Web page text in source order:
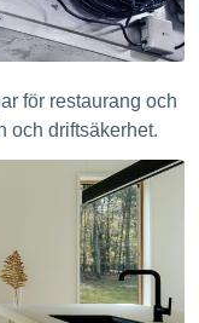
för restaurang och
och driftsäkerhet.